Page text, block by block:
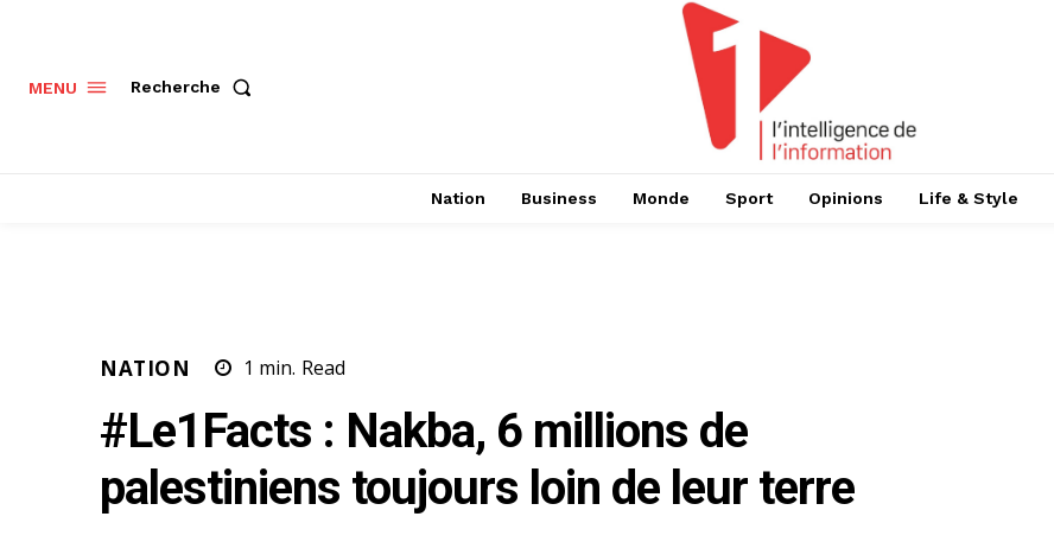
MENU Recherche
Nation Business Monde Sport Opinions Life & Style
NATION 1 min. Read
#Le1Facts : Nakba, 6 millions de
palestiniens toujours loin de leur terre